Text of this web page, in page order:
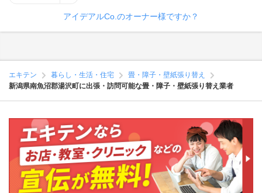
アイデアルCo.のオーナー様ですか？
エキテン 暮らし・生活・住宅
畳・障子・壁紙張り替え
新潟県南魚沼郡湯沢町に出張・訪問可能な畳・障子・壁紙張り替え業者